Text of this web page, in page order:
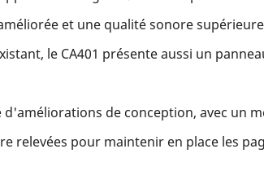
et une qualité sonore
le CA401 présente aussi un
de conception, avec un
relevées pour maintenir en place les